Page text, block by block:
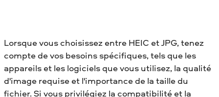
Lorsque vous choisissez entre HEIC et JPG, tenez
compte de vos besoins spécifiques, tels que les
appareils et les logiciels que vous utilisez, la qualité
d'image requise et l'importance de la taille du
fichier. Si vous privilégiez la compatibilité et la